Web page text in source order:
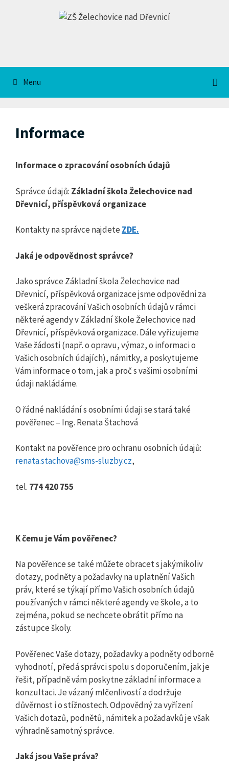
Menu
Informace
Informace o zpracování osobních údajů
Správce údajů: Základní škola Želechovice nad
Dřevnicí, příspěvková organizace
Kontakty na správce najdete ZDE.
Jaká je odpovědnost správce?
Jako správce Základní škola Želechovice nad
Dřevnicí, příspěvková organizace jsme odpovědni za
veškerá zpracování Vašich osobních údajů v rámci
některé agendy v Základní škole Želechovice nad
Dřevnicí, příspěvková organizace. Dále vyřizujeme
Vaše žádosti (např. o opravu, výmaz, o informaci o
Vašich osobních údajích), námitky, a poskytujeme
Vám informace o tom, jak a proč s vašimi osobními
údaji nakládáme.
O řádné nakládání s osobními údaji se stará také
pověřenec – Ing. Renata Štachová
Kontakt na pověřence pro ochranu osobních údajů:
renata.stachova@sms-sluzby.cz,
tel. 774 420 755
K čemu je Vám pověřenec?
Na pověřence se také můžete obracet s jakýmikoliv
dotazy, podněty a požadavky na uplatnění Vašich
práv, které se týkají přímo Vašich osobních údajů
používaných v rámci některé agendy ve škole, a to
zejména, pokud se nechcete obrátit přímo na
zástupce školy.
Pověřenec Vaše dotazy, požadavky a podněty odborně
vyhodnotí, předá správci spolu s doporučením, jak je
řešit, případně vám poskytne základní informace a
konzultaci. Je vázaný mlčenlivostí a dodržuje
důvěrnost i o stížnostech. Odpovědný za vyřízení
Vašich dotazů, podnětů, námitek a požadavků je však
výhradně samotný správce.
Jaká jsou Vaše práva?